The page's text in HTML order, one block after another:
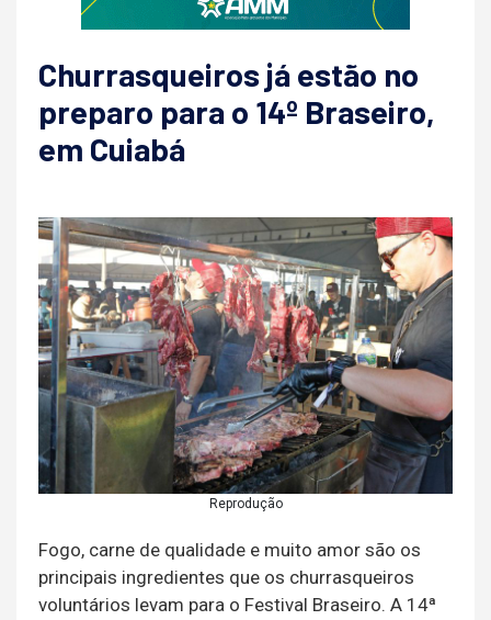
Churrasqueiros já estão no
preparo para o 14º Braseiro,
em Cuiabá
Reprodução
Fogo, carne de qualidade e muito amor são os
principais ingredientes que os churrasqueiros
voluntários levam para o Festival Braseiro. A 14ª